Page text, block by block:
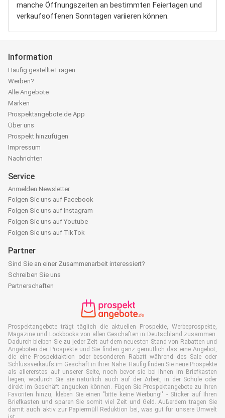
manche Öffnungszeiten an bestimmten Feiertagen und
verkaufsoffenen Sonntagen variieren können.
Information
Häufig gestellte Fragen
Werben?
Alle Angebote
Marken
Prospektangebote.de App
Über uns
Prospekt hinzufügen
Impressum
Nachrichten
Service
Anmelden Newsletter
Folgen Sie uns auf Facebook
Folgen Sie uns auf Instagram
Folgen Sie uns auf Youtube
Folgen Sie uns auf TikTok
Partner
Sind Sie an einer Zusammenarbeit interessiert?
Schreiben Sie uns
Partnerschaften
Prospektangebote trägt täglich die aktuellen Prospekte, Werbeprospekte,
Magazine und Lookbooks von allen Geschäften in Deutschland zusammen.
Dadurch bleiben Sie zu jeder Zeit auf dem neuesten Stand von Rabatten und
Angeboten der Prospekte und Sie finden ganz gemütlich das eine Angebot,
die eine Prospektaktion oder besonderen Rabatt während des Sale oder
Schlussverkaufs im Geschäft in Ihrer Nähe. Häufig finden Sie neue Prospekte
als allererstes auf unserer Seite, noch bevor sie bei Ihnen im Briefkasten
liegen, wodurch Sie sie natürlich auch auf der Arbeit, in der Schule oder
direkt im Geschäft angucken können. Fügen Sie Prospektangebote zu Ihren
Favoriten hinzu, kleben Sie einen "bitte keine Werbung!" - Sticker auf Ihren
Briefkasten und sparen Sie somit viel Zeit und Geld. Außerdem tragen Sie
damit auch aktiv zur Papiermüll Reduktion bei, was gut für unsere Umwelt